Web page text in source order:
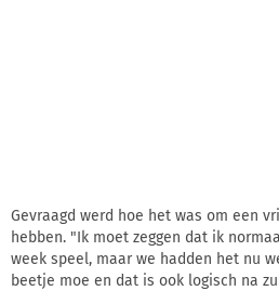
Gevraagd werd hoe het was om een
hebben. "Ik moet zeggen dat ik
week speel, maar we hadden het nu
beetje moe en dat is ook logisch na